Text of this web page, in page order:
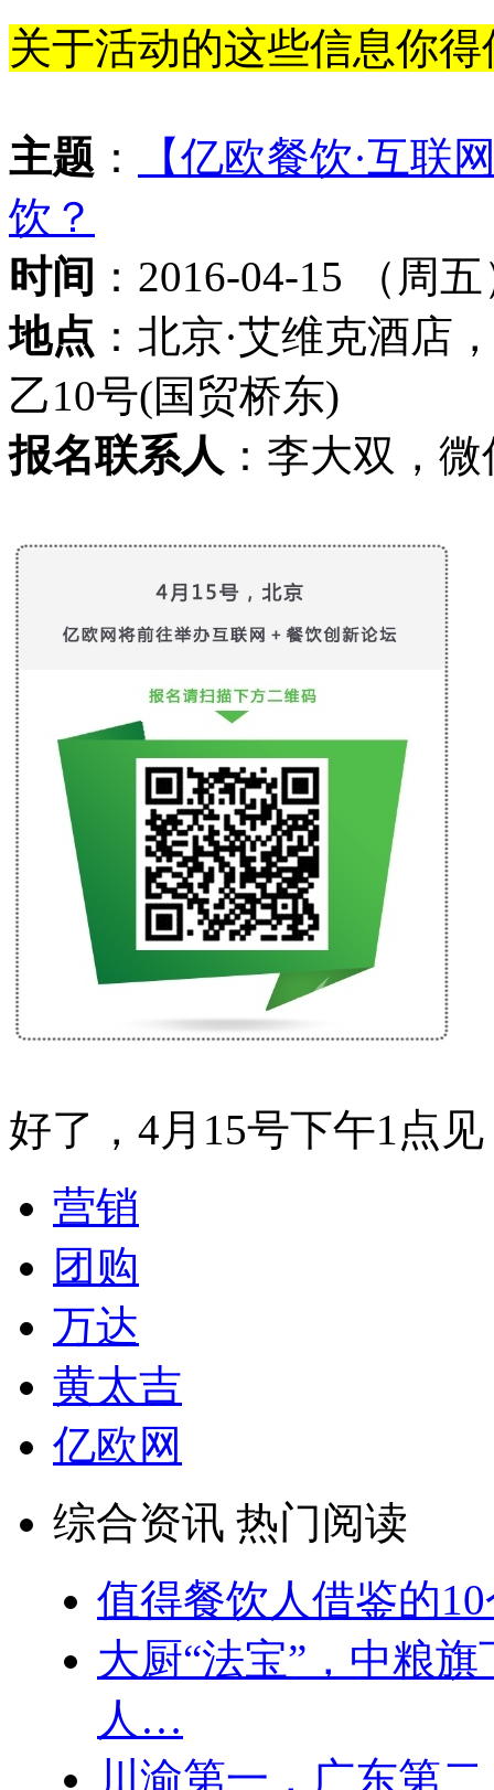
关于活动的这些信息你
主题 ：
【亿欧餐饮·互联
饮？
时间 ：2016-04-15 （周
地点 ：北京·艾维克酒店
乙10号(国贸桥东)
报名联系人 ：李大双，
好了，4月15号下午1点
营销
团购
万达
黄太吉
亿欧网
综合资讯 热门阅读
值得餐饮人借鉴的
大厨“法宝”，中粮
人…
川渝第一，广东第